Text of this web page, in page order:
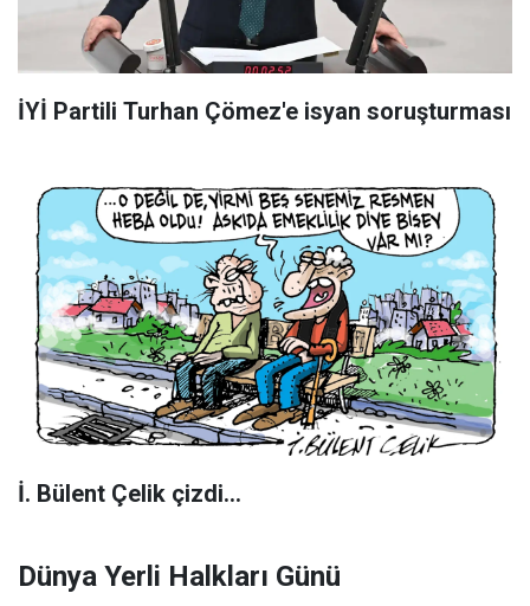
İYİ Partili Turhan Çömez'e isyan soruşturması
İ. Bülent Çelik çizdi...
Dünya Yerli Halkları Günü